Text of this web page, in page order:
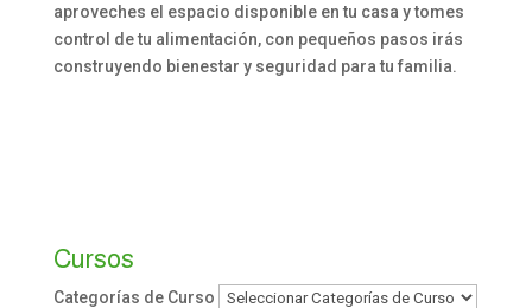
aproveches el espacio disponible en tu casa y tomes
control de tu alimentación, con pequeños pasos irás
construyendo bienestar y seguridad para tu familia.
Cursos
Categorías de Curso